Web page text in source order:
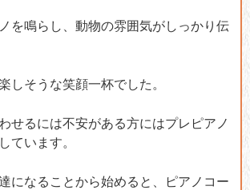
を鳴らし、動物の雰囲気がしっかり伝
しそうな笑顔一杯でした。
せるには不安がある方にはプレピアノ
ています。
になることから始めると、ピアノコー